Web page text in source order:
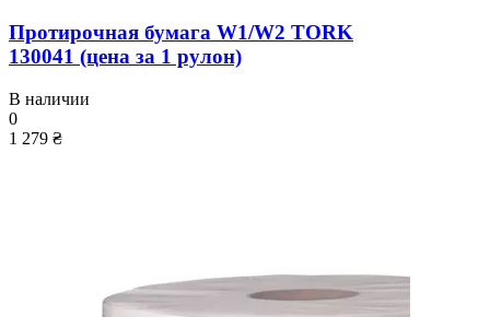
Протирочная бумага W1/W2 TORK
130041 (цена за 1 рулон)
В наличии
0
1 279 ₴